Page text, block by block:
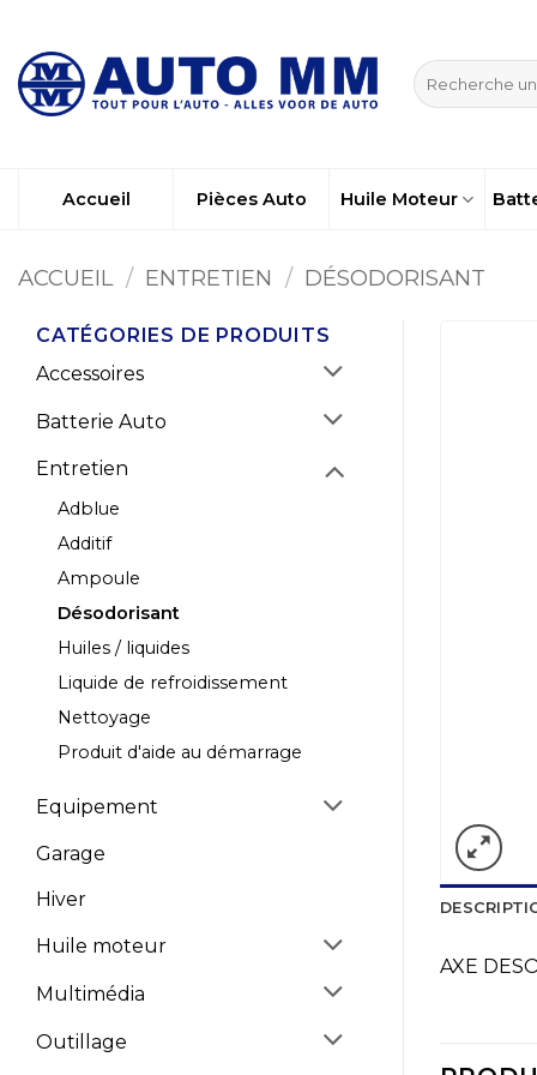
contenu
Recherche
pour :
Accueil Pièces Auto Huile Moteur
ACCUEIL / ENTRETIEN / DÉSODORISANT
CATÉGORIES DE PRODUITS
Accessoires
Batterie Auto
Entretien
Adblue
Additif
Ampoule
Désodorisant
Huiles / liquides
Liquide de refroidissement
Nettoyage
Produit d'aide au démarrage
Equipement
Garage
Hiver
Huile moteur
Multimédia
Outillage
AXE